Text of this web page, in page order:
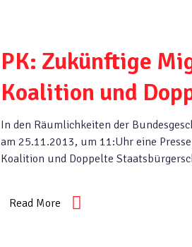
PK: Zukünftige
Koalition und
In den Räumlichkeiten der
am 25.11.2013, um 11:Uhr eine
Koalition und Doppelte
Read More